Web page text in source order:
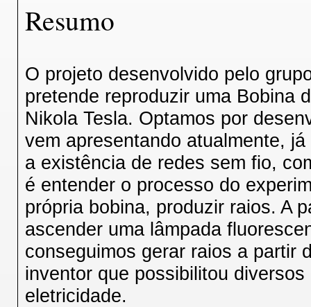
Resumo
O projeto desenvolvido pelo
pretende reproduzir uma Bobina
Nikola Tesla. Optamos por
vem apresentando atualmente,
a existência de redes sem fio,
é entender o processo do
própria bobina, produzir raios. A
ascender uma lâmpada
conseguimos gerar raios a partir
inventor que possibilitou
eletricidade.